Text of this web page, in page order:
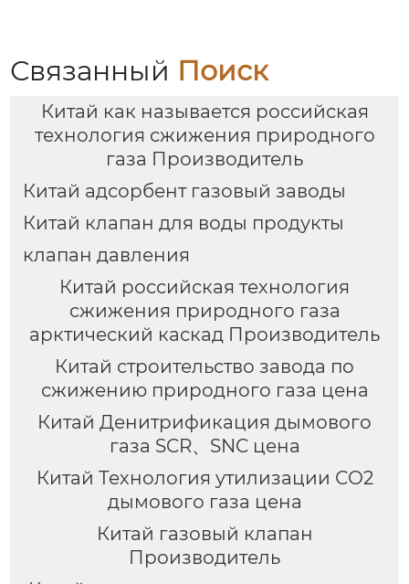
Связанный Поиск
Китай как называется российская
технология сжижения природного
газа Производитель
Китай адсорбент газовый заводы
Китай клапан для воды продукты
клапан давления
Китай российская технология
сжижения природного газа
арктический каскад Производитель
Китай строительство завода по
сжижению природного газа цена
Китай Денитрификация дымового
газа SCR、SNC цена
Китай Технология утилизации СО2
дымового газа цена
Китай газовый клапан
Производитель